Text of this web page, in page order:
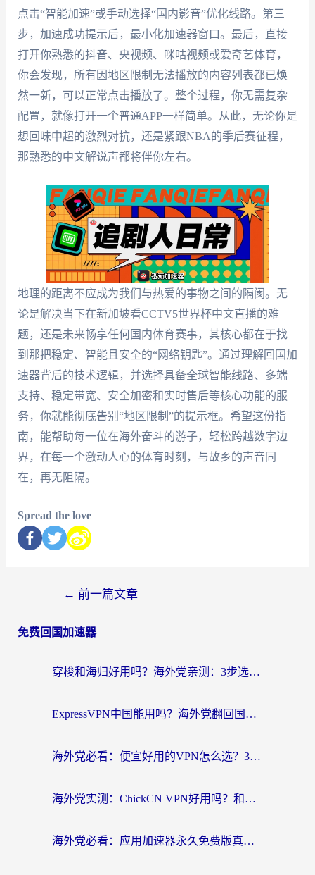
点击“智能加速”或手动选择“国内影音”优化线路。第三
步，加速成功提示后，最小化加速器窗口。最后，直接
打开你熟悉的抖音、央视频、咪咕视频或爱奇艺体育，
你会发现，所有因地区限制无法播放的内容列表都已焕
然一新，可以正常点击播放了。整个过程，你无需复杂
配置，就像打开一个普通APP一样简单。从此，无论你是
想回味中超的激烈对抗，还是紧跟NBA的季后赛征程，
那熟悉的中文解说声都将伴你左右。
地理的距离不应成为我们与热爱的事物之间的隔阂。无
论是解决当下在新加坡看CCTV5世界杯中文直播的难
题，还是未来畅享任何国内体育赛事，其核心都在于找
到那把稳定、智能且安全的“网络钥匙”。通过理解回国加
速器背后的技术逻辑，并选择具备全球智能线路、多端
支持、稳定带宽、安全加密和实时售后等核心功能的服
务，你就能彻底告别“地区限制”的提示框。希望这份指
南，能帮助每一位在海外奋斗的游子，轻松跨越数字边
界，在每一个激动人心的体育时刻，与故乡的声音同
在，再无阻隔。
Spread the love
← 前一篇文章
免费回国加速器
穿梭和海归好用吗？海外党亲测：3步选对回国加速器，无缝刷国内剧玩手游
ExpressVPN中国能用吗？海外党翻回国内的加速器选择指南（附番茄加速器实测）
海外党必看：便宜好用的VPN怎么选？3步解决回国访问难题+Steam改区技巧
海外党实测：ChickCN VPN好用吗？和OurPlay VPN对比哪个回国效果更好？附避坑指南
海外党必看：应用加速器永久免费版真的靠谱吗？教你选对回国加速器无缝刷国内资源